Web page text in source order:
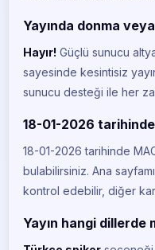
Yayında donma
Hayır! Güçlü sunucu
sayesinde kesintisiz
sunucu desteği ile her
18-01-2026
18-01-2026 tarihinde
bulabilirsiniz. Ana
kontrol edebilir, diğer
Yayın hangi dillerde